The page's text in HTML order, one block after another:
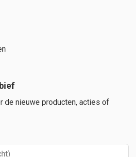
de nieuwe producten, acties of